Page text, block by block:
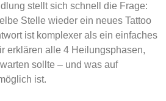
stellt sich schnell die Frage:
Stelle wieder ein neues Tattoo
ist komplexer als ein einfaches
erklären alle 4 Heilungsphasen,
sollte – und was auf
ist.